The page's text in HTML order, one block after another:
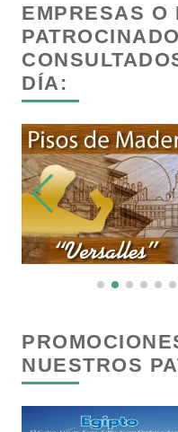
Cancelería de
Carnicerías
Carpinterías
Centros
Centros de
EMPRESAS O
DÍA:
NUESTROS